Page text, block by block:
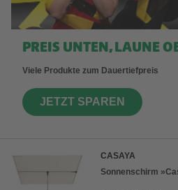
PREIS UNTEN, LAUNE
Viele Produkte zum Dauertiefpreis
JETZT SPAREN
CASAYA
Sonnenschirm